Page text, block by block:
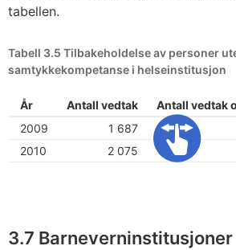
tabellen.
Tabell 3.5 Tilbakeholdelse av personer
samtykkekompetanse i helseinstitusjon
År Antall vedtak Antall vedtak
2009
1 687
2010
2 075
3.7 Barneverninstitusjoner